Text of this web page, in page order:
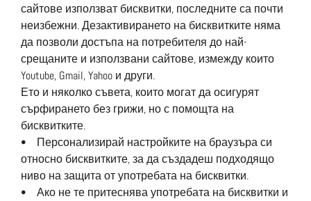
сайтове използват бисквитки, последните са почти
неизбежни. Дезактивирането на бисквитките няма
да позволи достъпа на потребителя до най-
срещаните и използвани сайтове, измежду които
Youtube, Gmail, Yahoo и други.
Ето и няколко съвета, които могат да осигурят
сърфирането без грижи, но с помощта на
бисквитките.
• Персонализирай настройките на браузъра си
относно бисквитките, за да създадеш подходящо
ниво на защита от употребата на бисквитки.
• Ако не те притеснява употребата на бисквитки и